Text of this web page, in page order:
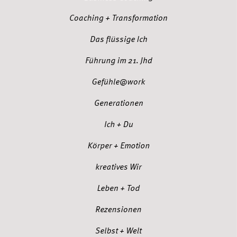
Coaching + Transformation
Das flüssige Ich
Führung im 21. Jhd
Gefühle@work
Generationen
Ich + Du
Körper + Emotion
kreatives Wir
Leben + Tod
Rezensionen
Selbst + Welt